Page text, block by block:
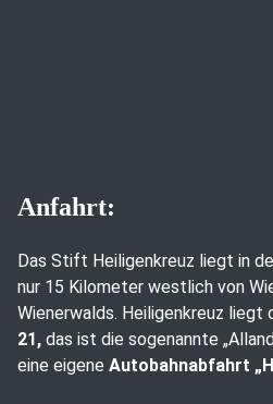
Anfahrt:
Das Stift Heiligenkreuz liegt in
nur 15 Kilometer westlich von
Wienerwalds. Heiligenkreuz liegt
21, das ist die sogenannte
eine eigene Autobahnabfahrt